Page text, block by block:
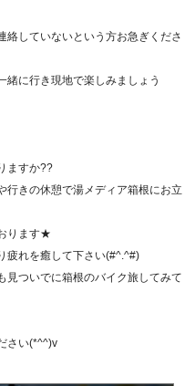
絡していないという方お急ぎくださ
緒に行き現地で楽しみましょう
ますか??
行きの休憩で湯メディア箱根にお立
ります★
疲れを癒して下さい(#^.^#)
見ついでに箱根のバイク旅してみて
さい(*^^)v